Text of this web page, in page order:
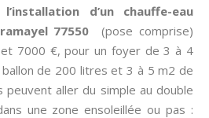
l’installation d’un chauffe-eau
77550 (pose comprise)
7000 €, pour un foyer de 3 à 4
de 200 litres et 3 à 5 m2 de
peuvent aller du simple au double
une zone ensoleillée ou pas :